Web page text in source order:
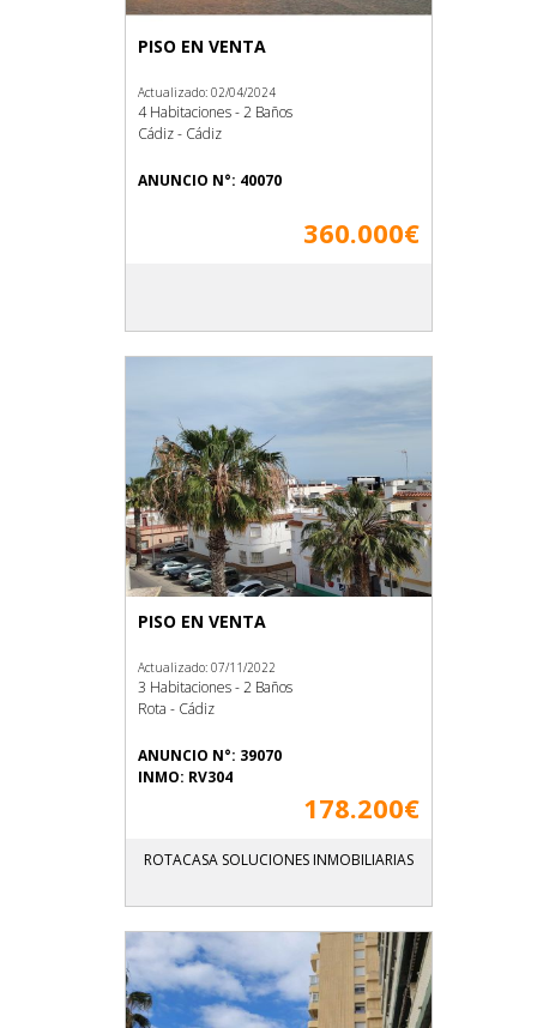
PISO EN VENTA
Actualizado: 02/04/2024
4 Habitaciones - 2 Baños
Cádiz - Cádiz
ANUNCIO N°: 40070
360.000€
PISO EN VENTA
Actualizado: 07/11/2022
3 Habitaciones - 2 Baños
Rota - Cádiz
ANUNCIO N°: 39070
INMO: RV304
178.200€
ROTACASA SOLUCIONES INMOBILIARIAS